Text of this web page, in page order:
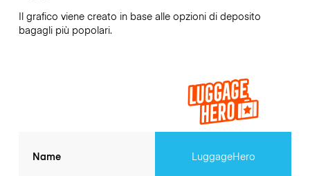
Il grafico viene creato in base alle opzioni di deposito
bagagli più popolari.
Name LuggageHero